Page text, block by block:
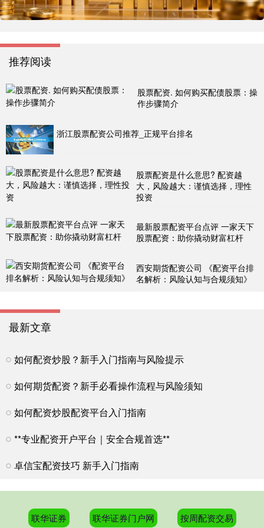
推荐阅读
股票配资. 如何购买配债股票：操
作步骤简介
浙江股票配资公司推荐_正规平台排名
股票配资是什么意思? 配资越
大，风险越大：谨慎选择，理性
投资
最新股票配资平台点评 一家天下
股票配资：助你撬动财富杠杆
西安期货配资公司 《配资平台排
名解析：风险认知与合规须知》
最新文章
如何配资炒股？新手入门指南与风险提示
如何期货配资？新手必看操作流程与风险须知
如何配资炒股配资平台入门指南
**专业配资开户平台｜安全合规首选**
卓信宝配资技巧 新手入门指南
联华证券 联华证券门户网 按周配资交易